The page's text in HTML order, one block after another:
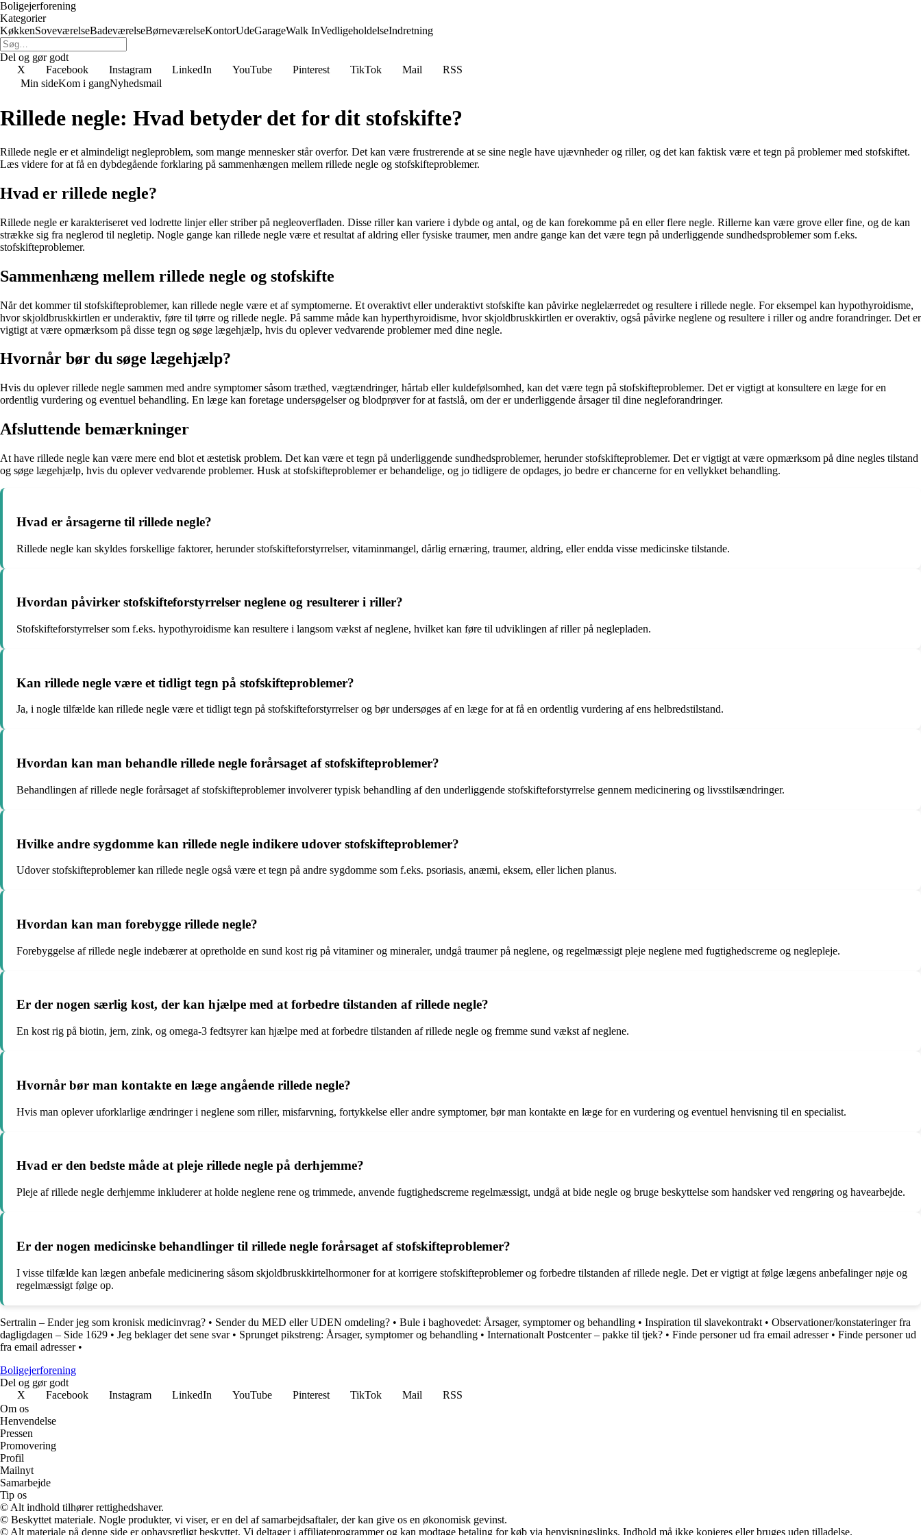
Boligejerforening
Kategorier
KøkkenSoveværelseBadeværelseBørneværelseKontorUdeGarageWalk InVedligeholdelseIndretning
Del og gør godt
X
Facebook Instagram LinkedIn YouTube Pinterest TikTok Mail
RSS
Min sideKom i gangNyhedsmail
Rillede negle: Hvad betyder det for dit stofskifte?
Rillede negle er et almindeligt negleproblem, som mange mennesker står overfor. Det kan være frustrerende at se sine negle have ujævnheder og riller, og det kan faktisk være et tegn på problemer med stofskiftet.
Læs videre for at få en dybdegående forklaring på sammenhængen mellem rillede negle og stofskifteproblemer.
Hvad er rillede negle?
Rillede negle er karakteriseret ved lodrette linjer eller striber på negleoverfladen. Disse riller kan variere i dybde og antal, og de kan forekomme på en eller flere negle. Rillerne kan være grove eller fine, og de kan
strække sig fra neglerod til negletip. Nogle gange kan rillede negle være et resultat af aldring eller fysiske traumer, men andre gange kan det være tegn på underliggende sundhedsproblemer som f.eks.
stofskifteproblemer.
Sammenhæng mellem rillede negle og stofskifte
Når det kommer til stofskifteproblemer, kan rillede negle være et af symptomerne. Et overaktivt eller underaktivt stofskifte kan påvirke neglelærredet og resultere i rillede negle. For eksempel kan hypothyroidisme,
hvor skjoldbruskkirtlen er underaktiv, føre til tørre og rillede negle. På samme måde kan hyperthyroidisme, hvor skjoldbruskkirtlen er overaktiv, også påvirke neglene og resultere i riller og andre forandringer. Det er
vigtigt at være opmærksom på disse tegn og søge lægehjælp, hvis du oplever vedvarende problemer med dine negle.
Hvornår bør du søge lægehjælp?
Hvis du oplever rillede negle sammen med andre symptomer såsom træthed, vægtændringer, hårtab eller kuldefølsomhed, kan det være tegn på stofskifteproblemer. Det er vigtigt at konsultere en læge for en
ordentlig vurdering og eventuel behandling. En læge kan foretage undersøgelser og blodprøver for at fastslå, om der er underliggende årsager til dine negleforandringer.
Afsluttende bemærkninger
At have rillede negle kan være mere end blot et æstetisk problem. Det kan være et tegn på underliggende sundhedsproblemer, herunder stofskifteproblemer. Det er vigtigt at være opmærksom på dine negles tilstand
og søge lægehjælp, hvis du oplever vedvarende problemer. Husk at stofskifteproblemer er behandelige, og jo tidligere de opdages, jo bedre er chancerne for en vellykket behandling.
Hvad er årsagerne til rillede negle?
Rillede negle kan skyldes forskellige faktorer, herunder stofskifteforstyrrelser, vitaminmangel, dårlig ernæring, traumer, aldring, eller endda visse medicinske tilstande.
Hvordan påvirker stofskifteforstyrrelser neglene og resulterer i riller?
Stofskifteforstyrrelser som f.eks. hypothyroidisme kan resultere i langsom vækst af neglene, hvilket kan føre til udviklingen af riller på neglepladen.
Kan rillede negle være et tidligt tegn på stofskifteproblemer?
Ja, i nogle tilfælde kan rillede negle være et tidligt tegn på stofskifteforstyrrelser og bør undersøges af en læge for at få en ordentlig vurdering af ens helbredstilstand.
Hvordan kan man behandle rillede negle forårsaget af stofskifteproblemer?
Behandlingen af rillede negle forårsaget af stofskifteproblemer involverer typisk behandling af den underliggende stofskifteforstyrrelse gennem medicinering og livsstilsændringer.
Hvilke andre sygdomme kan rillede negle indikere udover stofskifteproblemer?
Udover stofskifteproblemer kan rillede negle også være et tegn på andre sygdomme som f.eks. psoriasis, anæmi, eksem, eller lichen planus.
Hvordan kan man forebygge rillede negle?
Forebyggelse af rillede negle indebærer at opretholde en sund kost rig på vitaminer og mineraler, undgå traumer på neglene, og regelmæssigt pleje neglene med fugtighedscreme og neglepleje.
Er der nogen særlig kost, der kan hjælpe med at forbedre tilstanden af rillede negle?
En kost rig på biotin, jern, zink, og omega-3 fedtsyrer kan hjælpe med at forbedre tilstanden af rillede negle og fremme sund vækst af neglene.
Hvornår bør man kontakte en læge angående rillede negle?
Hvis man oplever uforklarlige ændringer i neglene som riller, misfarvning, fortykkelse eller andre symptomer, bør man kontakte en læge for en vurdering og eventuel henvisning til en specialist.
Hvad er den bedste måde at pleje rillede negle på derhjemme?
Pleje af rillede negle derhjemme inkluderer at holde neglene rene og trimmede, anvende fugtighedscreme regelmæssigt, undgå at bide negle og bruge beskyttelse som handsker ved rengøring og havearbejde.
Er der nogen medicinske behandlinger til rillede negle forårsaget af stofskifteproblemer?
I visse tilfælde kan lægen anbefale medicinering såsom skjoldbruskkirtelhormoner for at korrigere stofskifteproblemer og forbedre tilstanden af rillede negle. Det er vigtigt at følge lægens anbefalinger nøje og
regelmæssigt følge op.
Sertralin – Ender jeg som kronisk medicinvrag? • Sender du MED eller UDEN omdeling? • Bule i baghovedet: Årsager, symptomer og behandling • Inspiration til slavekontrakt • Observationer/konstateringer fra
dagligdagen – Side 1629 • Jeg beklager det sene svar• Sprunget pikstreng: Årsager, symptomer og behandling • Internationalt Postcenter – pakke til tjek? • Finde personer ud fra email adresser• Finde personer ud
fra email adresser•
Boligejerforening
Del og gør godt
X
Facebook Instagram LinkedIn YouTube Pinterest TikTok Mail
RSS
Om os
Henvendelse
Pressen
Promovering
Profil
Mailnyt
Samarbejde
Tip os
© Alt indhold tilhører rettighedshaver.
© Beskyttet materiale. Nogle produkter, vi viser, er en del af samarbejdsaftaler, der kan give os en økonomisk gevinst.
© Alt materiale på denne side er ophavsretligt beskyttet. Vi deltager i affiliateprogrammer og kan modtage betaling for køb via henvisningslinks. Indhold må ikke kopieres eller bruges uden tilladelse.